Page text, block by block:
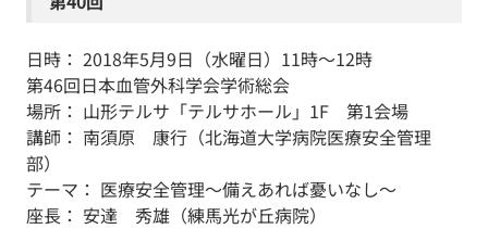
日時： 2018年5月9日（水曜日）11時～12時
第46回日本血管外科学会学術総会
場所： 山形テルサ「テルサホール」1F 第1会場
講師： 南須原 康行（北海道大学病院医療安全管理
部）
テーマ： 医療安全管理～備えあれば憂いなし～
座長： 安達 秀雄（練馬光が丘病院）